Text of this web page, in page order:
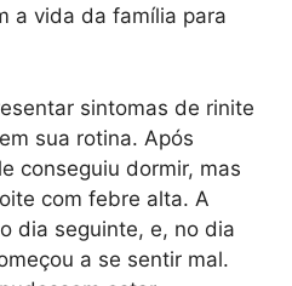
a vida da família para
sintomas de rinite
sua rotina. Após
conseguiu dormir, mas
com febre alta. A
dia seguinte, e, no dia
a se sentir mal.